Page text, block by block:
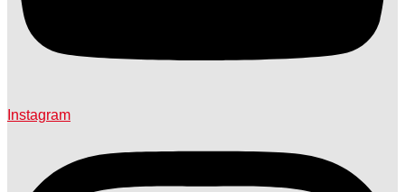
Instagram